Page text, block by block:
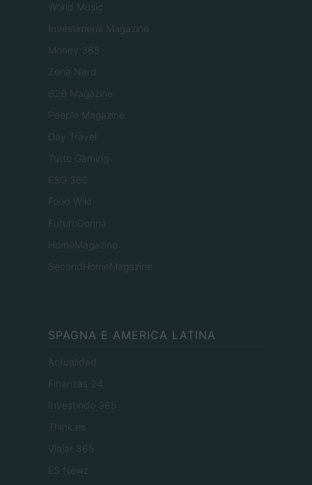
World Music
Investimenti Magazine
Money 365
Zona Nerd
B2B Magazine
People Magazine
Day Travel
Tutto Gaming
ESG 365
Food Wiki
FuturoDonna
HomeMagazine
SecondHomeMagazine
SPAGNA E AMERICA LATINA
Actualidad
Finanzas 24
Investindo 365
Think.es
Viajar 365
ES Newz